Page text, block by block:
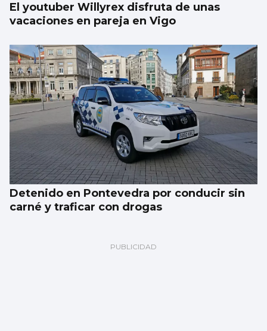
El youtuber Willyrex disfruta de unas
vacaciones en pareja en Vigo
Detenido en Pontevedra por conducir sin
carné y traficar con drogas